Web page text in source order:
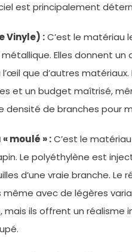
est principalement
Vinyle) :C’est le matériau
Elles donnent
que d’autres
et un budget maîtrisé,
densité de branches pour
moulé » :C’est le
Le polyéthylène est
d’une vraie branche.
avec de légères
ils offrent un réalisme